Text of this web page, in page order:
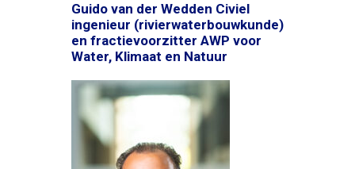
Guido van der Wedden Civiel
ingenieur (rivierwaterbouwkunde)
en fractievoorzitter AWP voor
Water, Klimaat en Natuur